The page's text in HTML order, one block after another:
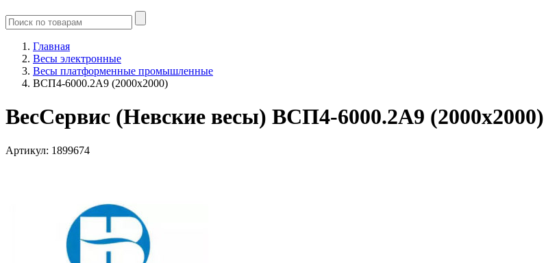
Главная
Весы электронные
Весы платформенные промышленные
ВСП4-6000.2А9 (2000х2000)
ВесСервис (Невские весы) ВСП4-6000.2А9 (2000х2000)
Артикул: 1899674